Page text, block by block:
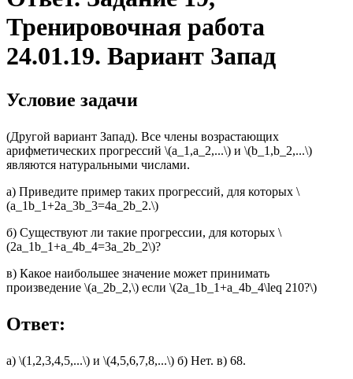
Тренировочная работа
24.01.19. Вариант Запад
Условие задачи
(Другой вариант Запад). Все члены возрастающих
арифметических прогрессий \(a_1,a_2,...\) и \(b_1,b_2,...\)
являются натуральными числами.
а) Приведите пример таких прогрессий, для которых \
(a_1b_1+2a_3b_3=4a_2b_2.\)
б) Существуют ли такие прогрессии, для которых \
(2a_1b_1+a_4b_4=3a_2b_2\)?
в) Какое наибольшее значение может принимать
произведение \(a_2b_2,\) если \(2a_1b_1+a_4b_4\leq 210?\)
Ответ:
а) \(1,2,3,4,5,...\) и \(4,5,6,7,8,...\) б) Нет. в) 68.